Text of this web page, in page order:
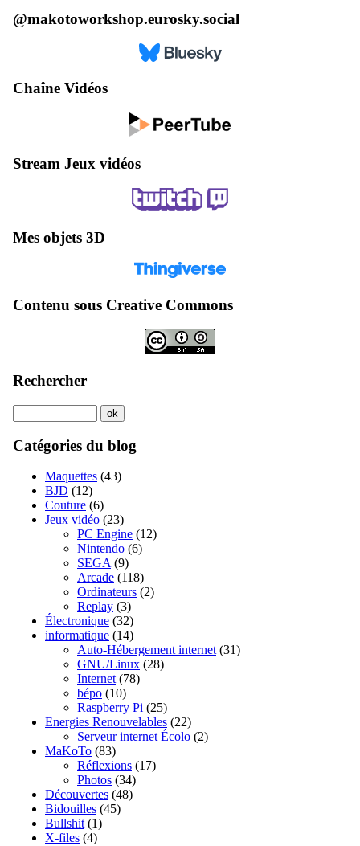
@makotoworkshop.eurosky.social
Chaîne Vidéos
Stream Jeux vidéos
Mes objets 3D
Contenu sous Creative Commons
Rechercher
Catégories du blog
Maquettes (43)
BJD (12)
Couture (6)
Jeux vidéo (23)
PC Engine (12)
Nintendo (6)
SEGA (9)
Arcade (118)
Ordinateurs (2)
Replay (3)
Électronique (32)
informatique (14)
Auto-Hébergement internet (31)
GNU/Linux (28)
Internet (78)
bépo (10)
Raspberry Pi (25)
Energies Renouvelables (22)
Serveur internet Écolo (2)
MaKoTo (83)
Réflexions (17)
Photos (34)
Découvertes (48)
Bidouilles (45)
Bullshit (1)
X-files (4)